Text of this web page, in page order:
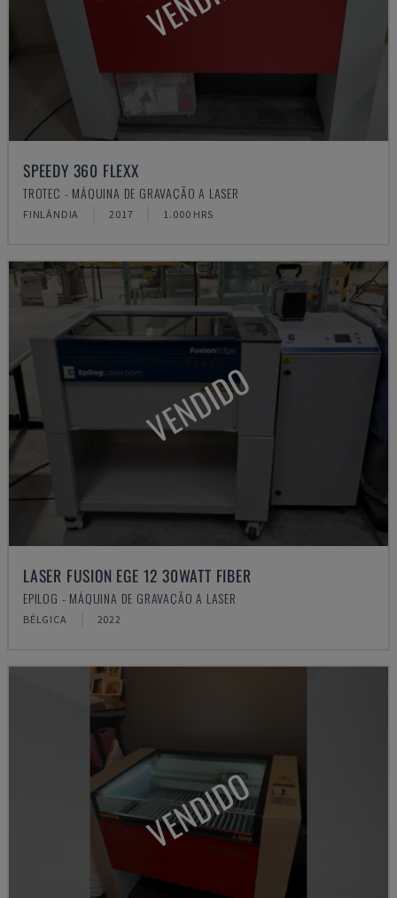
SPEEDY 360 FLEXX
TROTEC - MÁQUINA DE GRAVAÇÃO A LASER
FINLÂNDIA 2017 1.000 HRS
VENDIDO
LASER FUSION EGE 12 30WATT FIBER
EPILOG - MÁQUINA DE GRAVAÇÃO A LASER
BÉLGICA 2022
VENDIDO